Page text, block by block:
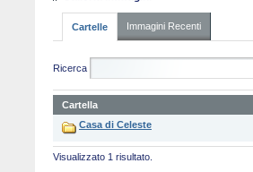
Cartelle Immagini Recenti
Ricerca
Cartella
Casa di Celeste
Visualizzato 1 risultato.